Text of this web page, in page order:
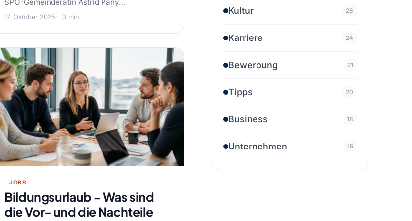
SPÖ-Gemeinderätin Astrid Pany…
17. Oktober 2025 3 min
JOBS
Bildungsurlaub − Was sind
die Vor- und die Nachteile
Kultur 28
Karriere 24
Bewerbung 21
Tipps 20
Business 18
Unternehmen 15